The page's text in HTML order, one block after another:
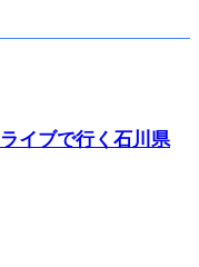
イブで行く石川県